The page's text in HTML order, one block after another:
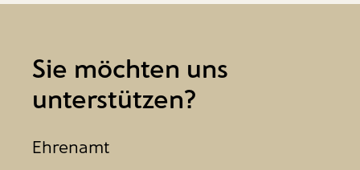
Sie möchten uns
unterstützen?
Ehrenamt